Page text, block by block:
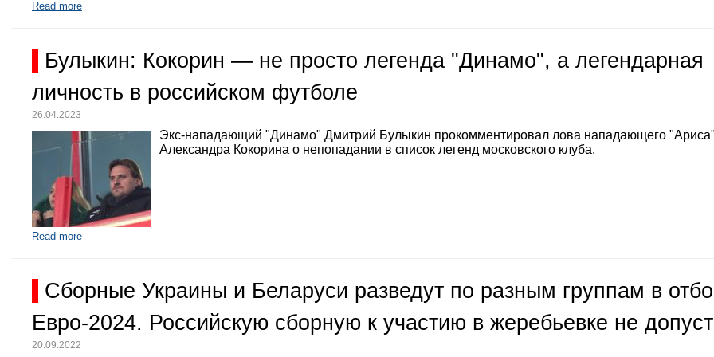
Read more
Булыкин: Кокорин — не просто легенда "Динамо", а легендарная
личность в российском футболе
26.04.2023
Экс-нападающий "Динамо" Дмитрий Булыкин прокомментировал лова нападающего "Ариса"
Александра Кокорина о непопадании в список легенд московского клуба.
Read more
Сборные Украины и Беларуси разведут по разным группам в
Евро-2024. Российскую сборную к участию в жеребьевке не
20.09.2022